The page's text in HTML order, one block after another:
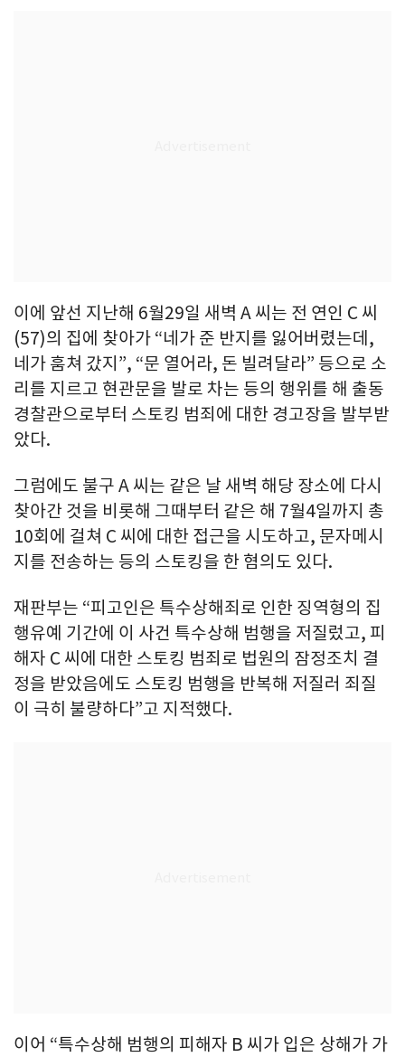
이에 앞선 지난해 6월29일 새벽 A 씨는 전 연인 C 씨
(57)의 집에 찾아가 “네가 준 반지를 잃어버렸는데,
네가 훔쳐 갔지”, “문 열어라, 돈 빌려달라” 등으로 소
리를 지르고 현관문을 발로 차는 등의 행위를 해 출동
경찰관으로부터 스토킹 범죄에 대한 경고장을 발부받
았다.
그럼에도 불구 A 씨는 같은 날 새벽 해당 장소에 다시
찾아간 것을 비롯해 그때부터 같은 해 7월4일까지 총
10회에 걸쳐 C 씨에 대한 접근을 시도하고, 문자메시
지를 전송하는 등의 스토킹을 한 혐의도 있다.
재판부는 “피고인은 특수상해죄로 인한 징역형의 집
행유예 기간에 이 사건 특수상해 범행을 저질렀고, 피
해자 C 씨에 대한 스토킹 범죄로 법원의 잠정조치 결
정을 받았음에도 스토킹 범행을 반복해 저질러 죄질
이 극히 불량하다”고 지적했다.
이어 “특수상해 범행의 피해자 B 씨가 입은 상해가 가